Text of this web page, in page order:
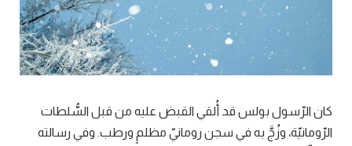
كان الرّسول بولس قد أُلقي القبض عليه من قبل السُّلطات
الرّومانيّة، وزُجَّ به في سجن رومانيّ مظلمٍ ورطب. وفي رسالته